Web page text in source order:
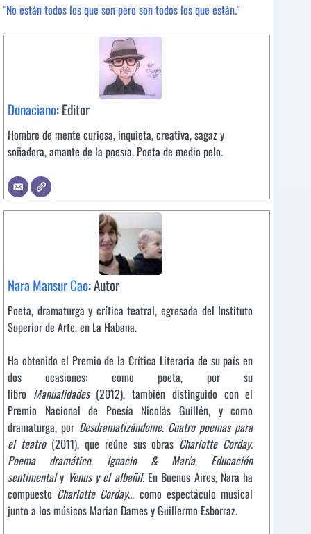
"No están todos los que son pero son todos los que están."
Donaciano: Editor
Hombre de mente curiosa, inquieta, creativa, sagaz y
soñadora, amante de la poesía. Poeta de medio pelo.
Nara Mansur Cao: Autor
Poeta, dramaturga y crítica teatral, egresada del Instituto
Superior de Arte, en La Habana.
Ha obtenido el Premio de la Crítica Literaria de su país en
dos ocasiones: como poeta, por su
libro Manualidades (2012), también distinguido con el
Premio Nacional de Poesía Nicolás Guillén, y como
dramaturga, por Desdramatizándome. Cuatro poemas para
el teatro (2011), que reúne sus obras Charlotte Corday.
Poema dramático, Ignacio & María, Educación
sentimentaly Venus y el albañil. En Buenos Aires, Nara ha
compuesto Charlotte Corday… como espectáculo musical
junto a los músicos Marian Dames y Guillermo Esborraz.